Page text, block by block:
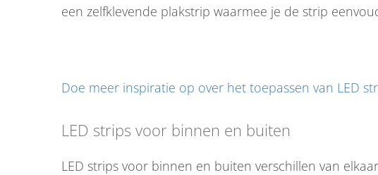
een zelfklevende plakstrip waarmee je de strip
Doe meer inspiratie op over het toepassen van LED
LED strips voor binnen en buiten
LED strips voor binnen en buiten verschillen van